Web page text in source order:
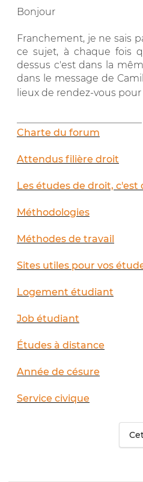
Bonjour
Franchement, je ne sais
ce sujet, à chaque fois
dessus c'est dans la
dans le message de
lieux de rendez-vous
Charte du forum
Attendus filière droit
Les études de droit, c'est
Méthodologies
Méthodes de travail
Sites utiles pour vos
Logement étudiant
Job étudiant
Études à distance
Année de césure
Service civique